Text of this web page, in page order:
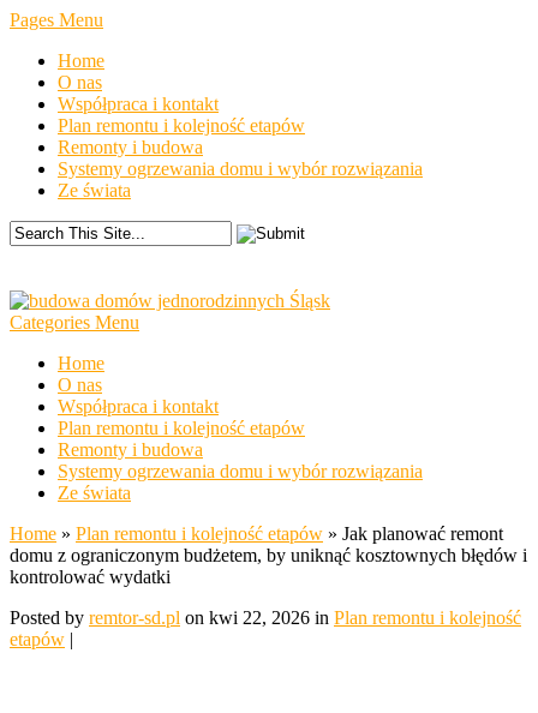
Pages Menu
Home
O nas
Współpraca i kontakt
Plan remontu i kolejność etapów
Remonty i budowa
Systemy ogrzewania domu i wybór rozwiązania
Ze świata
Categories Menu
Home
O nas
Współpraca i kontakt
Plan remontu i kolejność etapów
Remonty i budowa
Systemy ogrzewania domu i wybór rozwiązania
Ze świata
Home » Plan remontu i kolejność etapów » Jak planować remont
domu z ograniczonym budżetem, by uniknąć kosztownych błędów i
kontrolować wydatki
Posted by remtor-sd.pl on kwi 22, 2026 in Plan remontu i kolejność
etapów |